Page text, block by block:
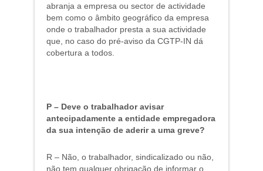
abranja a empresa ou sector de actividade
bem como o âmbito geográfico da empresa
onde o trabalhador presta a sua actividade
que, no caso do pré-aviso da CGTP-IN dá
cobertura a todos.
P – Deve o trabalhador avisar
antecipadamente a entidade empregadora
da sua intenção de aderir a uma greve?
R – Não, o trabalhador, sindicalizado ou não,
não tem qualquer obrigação de informar o